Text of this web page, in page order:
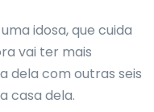
idosa, que cuida
vai ter mais
dela com outras seis
casa dela.